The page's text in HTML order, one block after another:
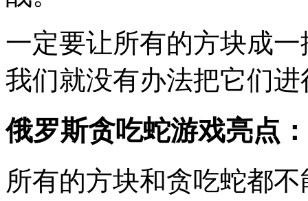
一定要让所有的方块成
我们就没有办法把它们
俄罗斯贪吃蛇游戏亮点：
所有的方块和贪吃蛇都